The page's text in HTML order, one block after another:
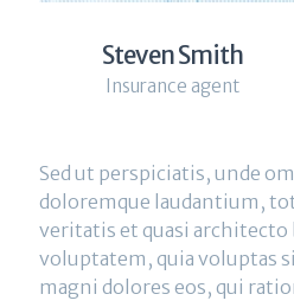
Steven Smith
Insurance agent
Sed ut perspiciatis, unde
doloremque laudantium,
veritatis et quasi architecto
voluptatem, quia voluptas
magni dolores eos, qui